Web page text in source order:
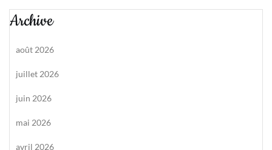
Archive
août 2026
juillet 2026
juin 2026
mai 2026
avril 2026